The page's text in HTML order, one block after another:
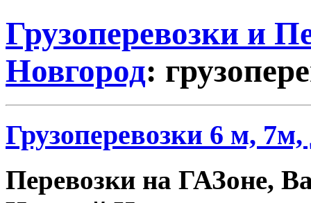
Грузоперевозки и
Новгород:
Грузоперевозки 6 м,
Перевозки на ГАЗоне,